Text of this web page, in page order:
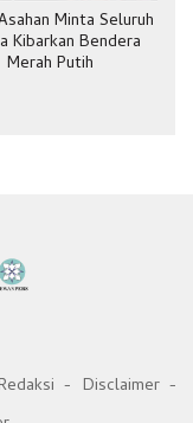
Minta Seluruh
Kibarkan Bendera
Merah Putih
Disclaimer